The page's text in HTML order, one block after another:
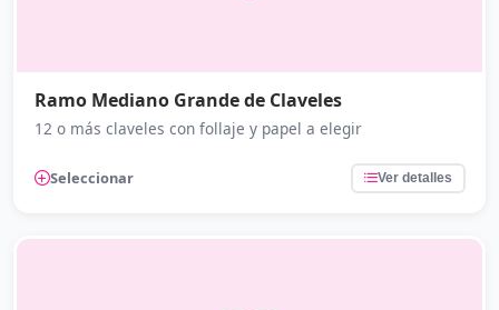
Ramo Mediano Grande de Claveles
12 o más claveles con follaje y papel a elegir
Seleccionar Ver detalles